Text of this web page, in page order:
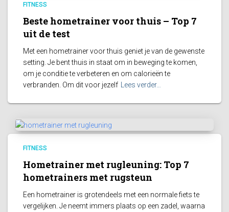
FITNESS
Beste hometrainer voor thuis – Top 7
uit de test
Met een hometrainer voor thuis geniet je van de gewenste
setting. Je bent thuis in staat om in beweging te komen,
om je conditie te verbeteren en om calorieën te
verbranden. Om dit voor jezelf Lees verder…
FITNESS
Hometrainer met rugleuning: Top 7
hometrainers met rugsteun
Een hometrainer is grotendeels met een normale fiets te
vergelijken. Je neemt immers plaats op een zadel, waarna